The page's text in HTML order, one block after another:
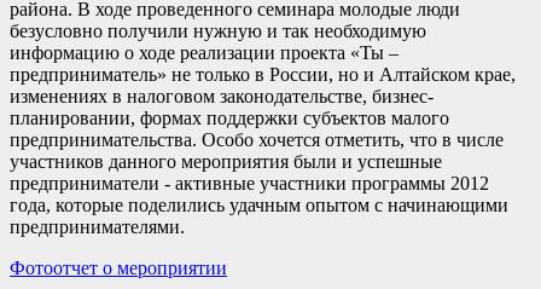
района. В ходе проведенного семинара молодые люди
безусловно получили нужную и так необходимую
информацию о ходе реализации проекта «Ты –
предприниматель» не только в России, но и Алтайском крае,
изменениях в налоговом законодательстве, бизнес-
планировании, формах поддержки субъектов малого
предпринимательства. Особо хочется отметить, что в числе
участников данного мероприятия были и успешные
предприниматели - активные участники программы 2012
года, которые поделились удачным опытом с начинающими
предпринимателями.
Фотоотчет о мероприятии